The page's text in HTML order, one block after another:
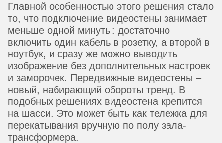
Главной особенностью этого решения стало
то, что подключение видеостены занимает
меньше одной минуты: достаточно
включить один кабель в розетку, а второй в
ноутбук, и сразу же можно выводить
изображение без дополнительных настроек
и заморочек. Передвижные видеостены –
новый, набирающий обороты тренд. В
подобных решениях видеостена крепится
на шасси. Это может быть как тележка для
перекатывания вручную по полу зала-
трансформера.